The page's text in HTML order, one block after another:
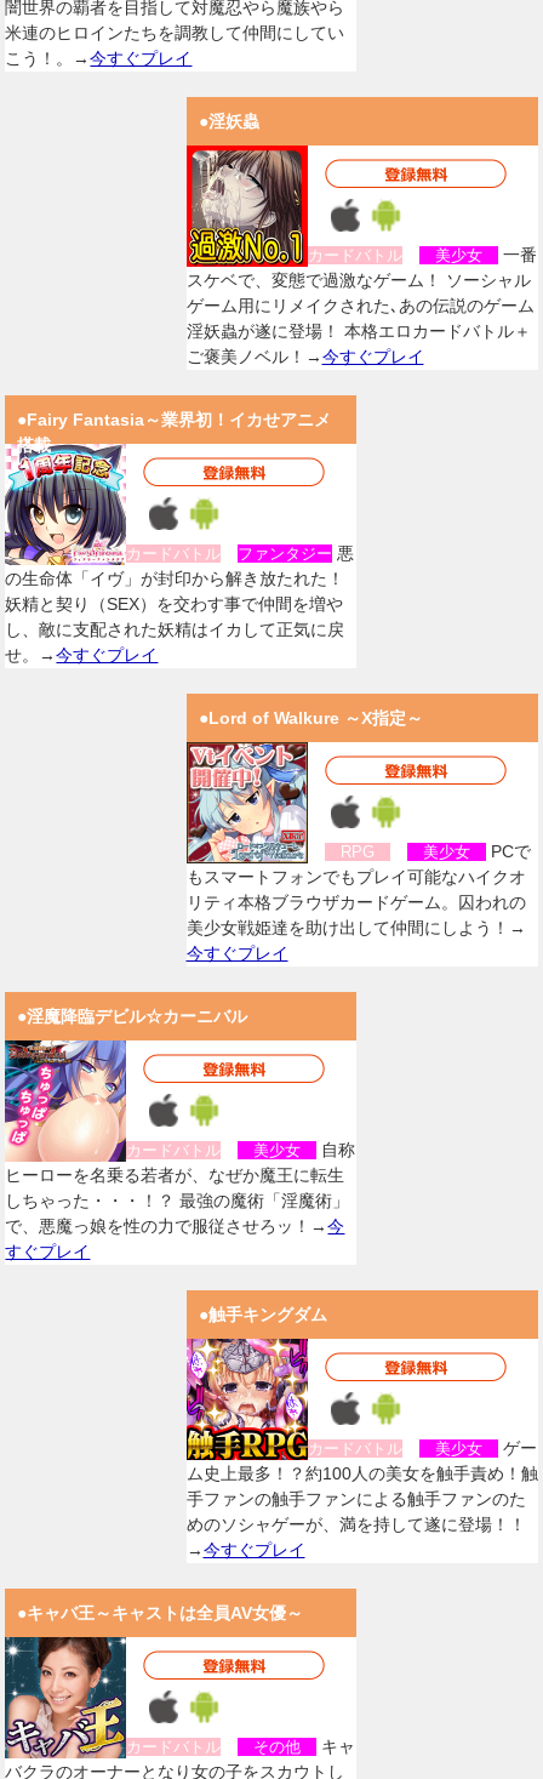
闇世界の覇者を目指して対魔忍やら魔族やら
米連のヒロインたちを調教して仲間にしてい
こう！。→今すぐプレイ
●淫妖蟲
カードバトル 美少女
一番
スケベで、変態で過激なゲーム！ ソーシャル
ゲーム用にリメイクされた､あの伝説のゲーム
淫妖蟲が遂に登場！ 本格エロカードバトル＋
ご褒美ノベル！→今すぐプレイ
●Fairy Fantasia～業界初！イカせアニメ
搭載
カードバトル ファンタジー 悪
の生命体「イヴ」が封印から解き放たれた！
妖精と契り（SEX）を交わす事で仲間を増や
し、敵に支配された妖精はイカして正気に戻
せ。→今すぐプレイ
●Lord of Walkure ～X指定～
RPG 美少女
PCで
もスマートフォンでもプレイ可能なハイクオ
リティ本格ブラウザカードゲーム。囚われの
美少女戦姫達を助け出して仲間にしよう！→
今すぐプレイ
●淫魔降臨デビル☆カーニバル
カードバトル 美少女
自称
ヒーローを名乗る若者が、なぜか魔王に転生
しちゃった・・・！？ 最強の魔術「淫魔術」
で、悪魔っ娘を性の力で服従させろッ！→今
すぐプレイ
●触手キングダム
カードバトル 美少女
ゲー
ム史上最多！？約100人の美女を触手責め！触
手ファンの触手ファンによる触手ファンのた
めのソシャゲーが、満を持して遂に登場！！
→今すぐプレイ
●キャバ王～キャストは全員AV女優～
カードバトル その他
キャ
バクラのオーナーとなり女の子をスカウトし